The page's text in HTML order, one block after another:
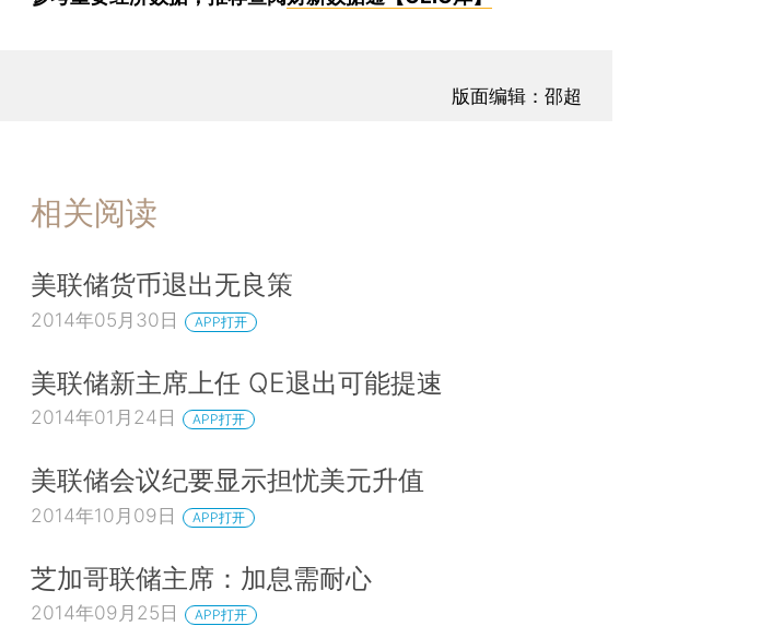
版面编辑：邵超
相关阅读
美联储货币退出无良策
2014年05月30日 APP打开
美联储新主席上任 QE退出可能提速
2014年01月24日 APP打开
美联储会议纪要显示担忧美元升值
2014年10月09日 APP打开
芝加哥联储主席：加息需耐心
2014年09月25日 APP打开